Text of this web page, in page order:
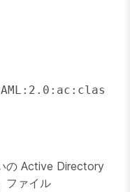
の Active Directory
ファイル